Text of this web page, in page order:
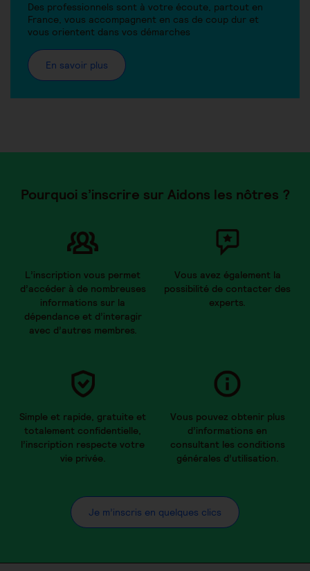
Des professionnels sont à votre écoute, partout en
France, vous accompagnent en cas de coup dur et
vous orientent dans vos démarches
En savoir plus
Pourquoi s’inscrire sur Aidons les nôtres ?
L’inscription vous permet
d’accéder à de nombreuses
informations sur la
dépendance et d’interagir
avec d’autres membres.
Vous avez également la
possibilité de contacter des
experts.
Simple et rapide, gratuite et
totalement confidentielle,
l’inscription respecte votre
vie privée.
Vous pouvez obtenir plus
d’informations en
consultant les conditions
générales d’utilisation.
Je m’inscris en quelques clics